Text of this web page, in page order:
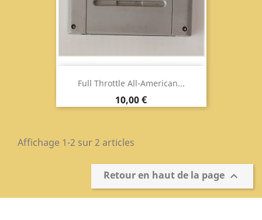
Full Throttle All-American...
Prix
10,00 €
Affichage 1-2 sur 2 articles
Retour en haut de la page 